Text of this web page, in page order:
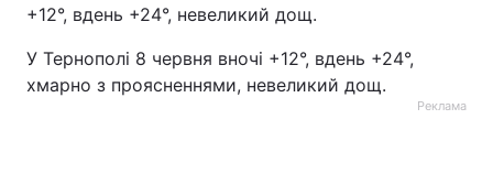
+12°, вдень +24°, невеликий дощ.
У Тернополі 8 червня вночі +12°, вдень +24°,
хмарно з проясненнями, невеликий дощ.
Реклама